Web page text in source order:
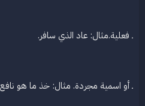
ـ فعلية.مثال: عاد الذي سافر.
ـ أو اسمية مجردة. مثال: خذ ما هو